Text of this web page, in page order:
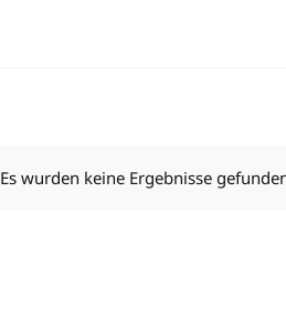
Hinweis
Es wurden keine Ergebnisse